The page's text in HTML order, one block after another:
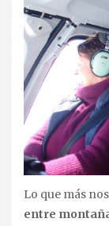
Lo que más
entre